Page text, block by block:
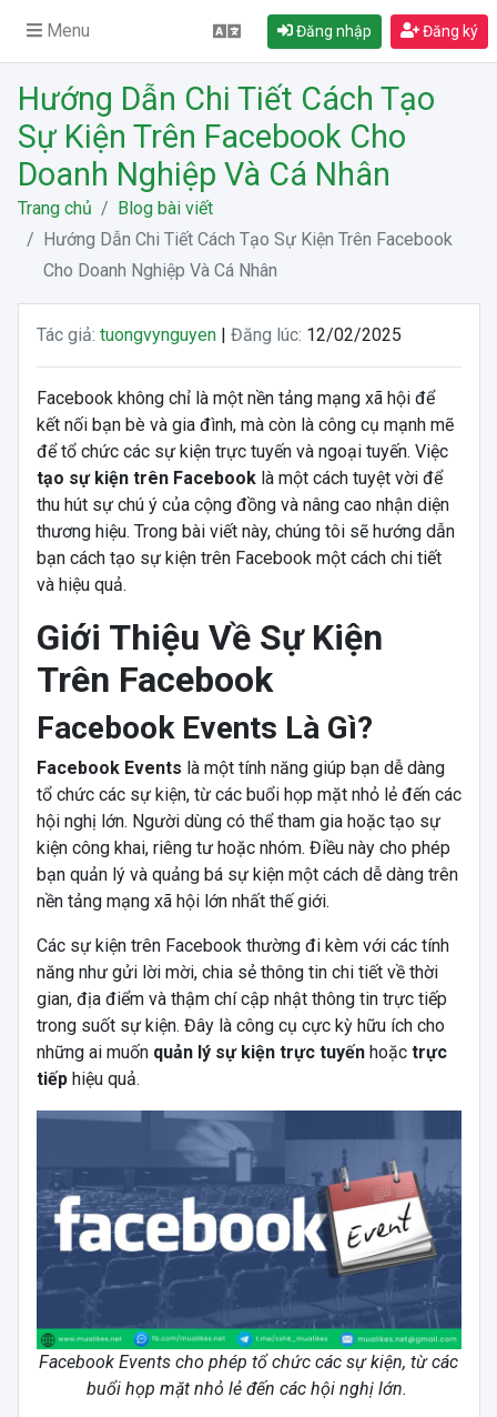
Menu Đăng nhập Đăng ký
Hướng Dẫn Chi Tiết Cách Tạo
Sự Kiện Trên Facebook Cho
Doanh Nghiệp Và Cá Nhân
Trang chủ
Blog bài viết
Hướng Dẫn Chi Tiết Cách Tạo Sự Kiện Trên Facebook
Cho Doanh Nghiệp Và Cá Nhân
Tác giả: tuongvynguyen| Đăng lúc: 12/02/2025
Facebook không chỉ là một nền tảng mạng xã hội để
kết nối bạn bè và gia đình, mà còn là công cụ mạnh mẽ
để tổ chức các sự kiện trực tuyến và ngoại tuyến. Việc
tạo sự kiện trên Facebooklà một cách tuyệt vời để
thu hút sự chú ý của cộng đồng và nâng cao nhận diện
thương hiệu. Trong bài viết này, chúng tôi sẽ hướng dẫn
bạn cách tạo sự kiện trên Facebook một cách chi tiết
và hiệu quả.
Giới Thiệu Về Sự Kiện
Trên Facebook
Facebook Events Là Gì?
Facebook Events là một tính năng giúp bạn dễ dàng
tổ chức các sự kiện, từ các buổi họp mặt nhỏ lẻ đến các
hội nghị lớn. Người dùng có thể tham gia hoặc tạo sự
kiện công khai, riêng tư hoặc nhóm. Điều này cho phép
bạn quản lý và quảng bá sự kiện một cách dễ dàng trên
nền tảng mạng xã hội lớn nhất thế giới.
Các sự kiện trên Facebook thường đi kèm với các tính
năng như gửi lời mời, chia sẻ thông tin chi tiết về thời
gian, địa điểm và thậm chí cập nhật thông tin trực tiếp
trong suốt sự kiện. Đây là công cụ cực kỳ hữu ích cho
những ai muốn quản lý sự kiện trực tuyếnhoặc trực
tiếphiệu quả.
Facebook Events cho phép tổ chức các sự kiện, từ các
buổi họp mặt nhỏ lẻ đến các hội nghị lớn.